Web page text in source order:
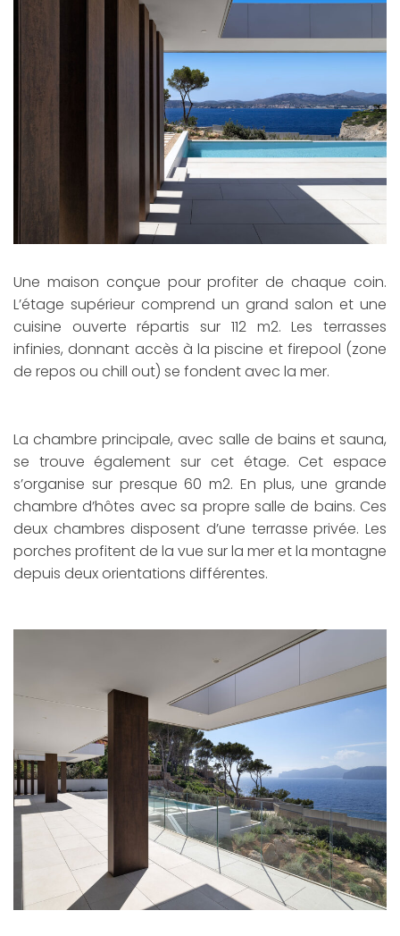
Une maison conçue pour profiter de chaque coin.
L’étage supérieur comprend un grand salon et une
cuisine ouverte répartis sur 112 m2. Les terrasses
infinies, donnant accès à la piscine et firepool (zone
de repos ou chill out) se fondent avec la mer.
La chambre principale, avec salle de bains et sauna,
se trouve également sur cet étage. Cet espace
s’organise sur presque 60 m2. En plus, une grande
chambre d’hôtes avec sa propre salle de bains. Ces
deux chambres disposent d’une terrasse privée. Les
porches profitent de la vue sur la mer et la montagne
depuis deux orientations différentes.